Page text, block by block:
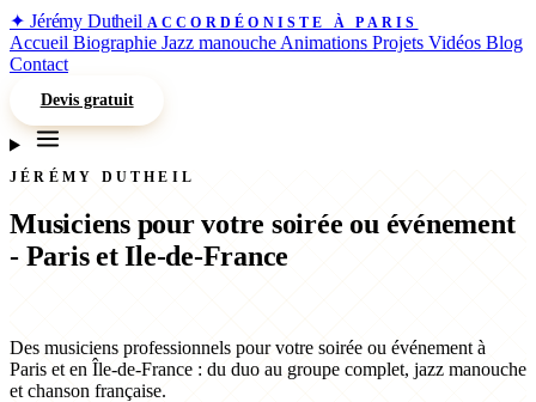
✦ Jérémy Dutheil ACCORDÉONISTE À PARIS
Accueil Biographie Jazz manouche Animations Projets Vidéos Blog
Contact
Devis gratuit
JÉRÉMY DUTHEIL
Musiciens pour votre soirée ou événement
- Paris et Ile-de-France
Des musiciens professionnels pour votre soirée ou événement à
Paris et en Île-de-France : du duo au groupe complet, jazz manouche
et chanson française.